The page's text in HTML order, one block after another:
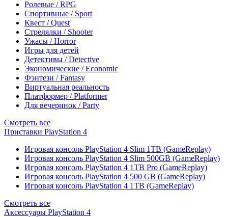
Ролевые / RPG
Спортивные / Sport
Квест / Quest
Стрелялки / Shooter
Ужасы / Horror
Игры для детей
Детективы / Detective
Экономические / Economic
Фэнтези / Fantasy
Виртуальная реальность
Платформер / Platformer
Для вечеринок / Party
Смотреть все
Приставки PlayStation 4
Игровая консоль PlayStation 4 Slim 1TB (GameReplay)
Игровая консоль PlayStation 4 Slim 500GB (GameReplay)
Игровая консоль PlayStation 4 1TB Pro (GameReplay)
Игровая консоль PlayStation 4 500 GB (GameReplay)
Игровая консоль PlayStation 4 1TB (GameReplay)
Смотреть все
Аксессуары PlayStation 4